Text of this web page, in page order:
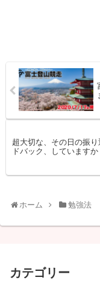
超大切な、その日の振
ドバック、していますか
ホーム 勉強法
カテゴリー